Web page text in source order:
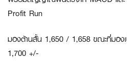
Profit Run
มองต้านสั้น 1,650 / 1,658 ขณะที่มองเ
1,700 +/-